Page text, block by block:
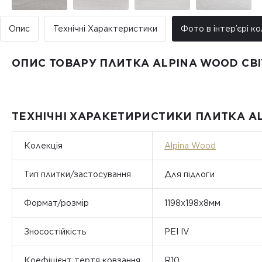
Опис Технічні Характеристики Фото в інтер’єрі
ОПИС ТОВАРУ ПЛИТКА ALPINA WOOD
ТЕХНІЧНІ ХАРАКЕТИРИСТИКИ ПЛИТКА
Колекція Alpina Wood
Тип плитки/застосування Для підлоги
Формат/розмір 1198х198x8мм
Зносостійкість PEI IV